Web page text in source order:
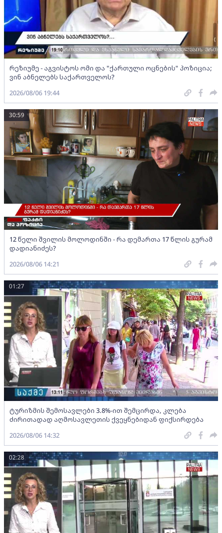
რეზიუმე - აგვისტოს ომი და "ქართული ოცნების" პოზიცია;
ვინ აბნელებს საქართველოს?
2026/08/06 19:44
12 წელი შვილის მოლოდინში - რა დემართა 17 წლის გურამ
დადიანიძეს?
30:59
2026/08/06 14:21
ტურიზმის შემოსავლები 3.8%-ით შემცირდა, კლება
ძირითადად აღმოსავლეთის ქვეყნებიდან ფიქსირდება
01:27
2026/08/06 14:32
02:28